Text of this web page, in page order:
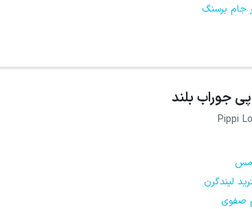
جام برسنگ
جوراب بلند
Pippi
لیندگرن
صفوی